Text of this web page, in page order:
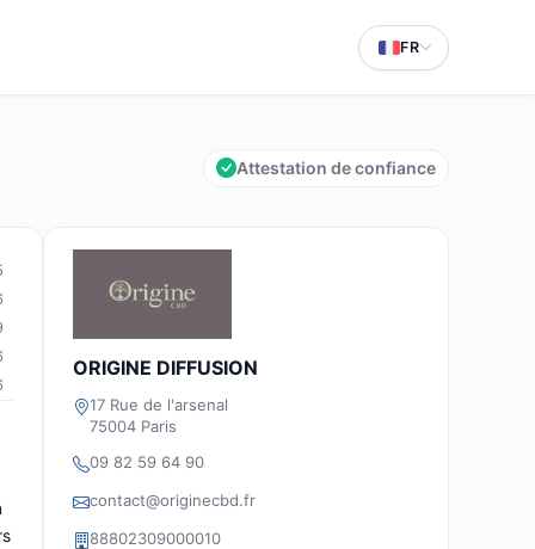
FR
Attestation de confiance
ORIGINE DIFFUSION
17 Rue de l'arsenal
75004 Paris
09 82 59 64 90
contact@originecbd.fr
88802309000010